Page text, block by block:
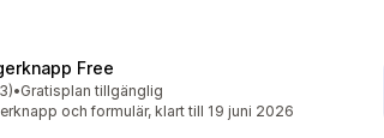
Free
totalt
•Gratisplan tillgänglig
och formulär, klart till 19 juni 2026